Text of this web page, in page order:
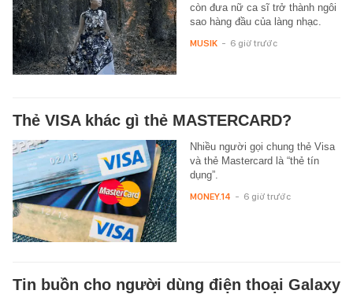
còn đưa nữ ca sĩ trở thành ngôi
sao hàng đầu của làng nhạc.
MUSIK - 6 giờ trước
Thẻ VISA khác gì thẻ MASTERCARD?
Nhiều người gọi chung thẻ Visa
và thẻ Mastercard là “thẻ tín
dụng”.
MONEY.14 - 6 giờ trước
Tin buồn cho người dùng điện thoại Galaxy